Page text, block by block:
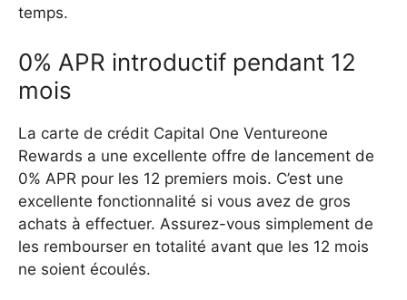
temps.
0% APR introductif pendant 12
mois
La carte de crédit Capital One Ventureone
Rewards a une excellente offre de lancement de
0% APR pour les 12 premiers mois. C’est une
excellente fonctionnalité si vous avez de gros
achats à effectuer. Assurez-vous simplement de
les rembourser en totalité avant que les 12 mois
ne soient écoulés.